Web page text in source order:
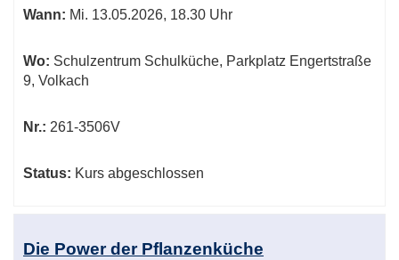
Wann: Mi. 13.05.2026, 18.30 Uhr
Wo: Schulzentrum Schulküche, Parkplatz Engertstraße
9, Volkach
Nr.: 261-3506V
Status: Kurs abgeschlossen
Die Power der Pflanzenküche